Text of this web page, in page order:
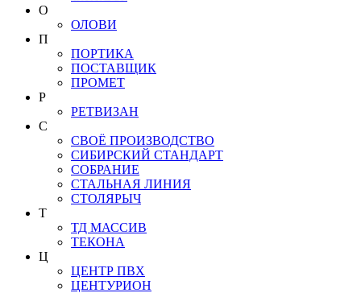
О
ОЛОВИ
П
ПОРТИКА
ПОСТАВЩИК
ПРОМЕТ
Р
РЕТВИЗАН
С
СВОЁ ПРОИЗВОДСТВО
СИБИРСКИЙ СТАНДАРТ
СОБРАНИЕ
СТАЛЬНАЯ ЛИНИЯ
СТОЛЯРЫЧ
Т
ТД МАССИВ
ТЕКОНА
Ц
ЦЕНТР ПВХ
ЦЕНТУРИОН